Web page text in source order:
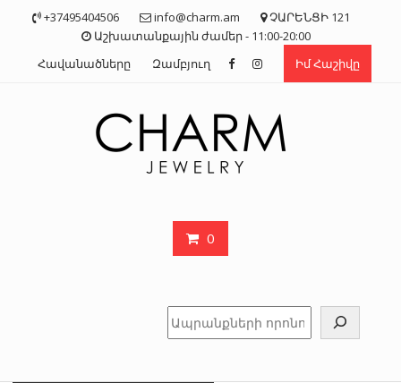
+37495404506 info@charm.am
ՉԱՐԵՆՑԻ 121
Աշխատանքային ժամեր - 11:00-20:00
Հավանածները
Զամբյուղ Իմ Հաշիվը
0
Որոնել